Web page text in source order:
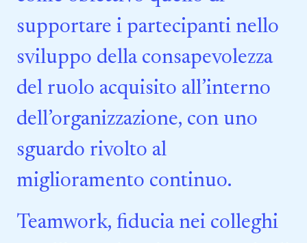
supportare i partecipanti nello
sviluppo della consapevolezza
del ruolo acquisito all’interno
dell’organizzazione, con uno
sguardo rivolto al
miglioramento continuo.
Teamwork, fiducia nei colleghi